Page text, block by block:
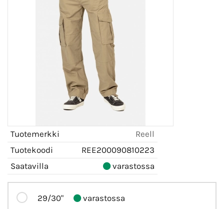
Tuotemerkki
Reell
Tuotekoodi
REE200090810223
Saatavilla
varastossa
29/30" varastossa